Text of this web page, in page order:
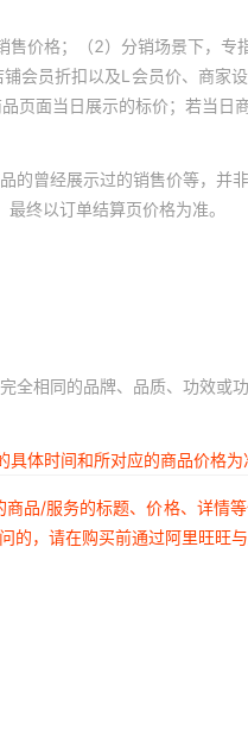
价格；（2）分销场景下，
会员折扣以及L会员价、商家
面当日展示的标价；若当日
曾经展示过的销售价等，并非
终以订单结算页价格为准。
相同的品牌、品质、功效或功
体时间和所对应的商品价格为
品/服务的标题、价格、详情
，请在购买前通过阿里旺旺